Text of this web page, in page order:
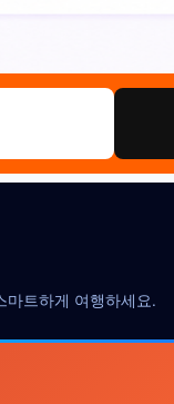
트하게 여행하세요.